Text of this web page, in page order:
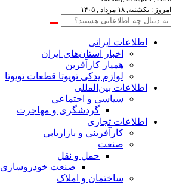
امروز : یکشنبه, ۱۸ مرداد , ۱۴۰۵
اطلاعات‌ ‎ایرانی
اخبار استان‌های ایران
همیار کارآفرین
لوازم یدکی تویوتا قطعات تویوتا
اطلاعات بین‌المللی
سیاسی و اجتماعی
گردشگری و مهاجرت
اطلاعات تجاری
کارآفرینی و بازاریابی
صنعت
حمل و نقل
صنعت خودروسازی
ساختمان و املاک